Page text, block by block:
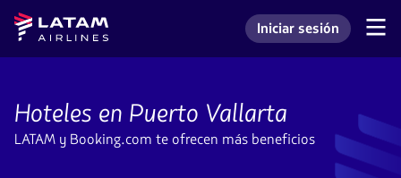
Saltar
menú.
Saltar al
contenido
principal.
Navegación
usuario.
Latam
Airlines
Ingresar a mi cuenta
Iniciar sesión
Puerto
Vallarta
Hoteles en Puerto Vallarta
LATAM y Booking.com te ofrecen más beneficios